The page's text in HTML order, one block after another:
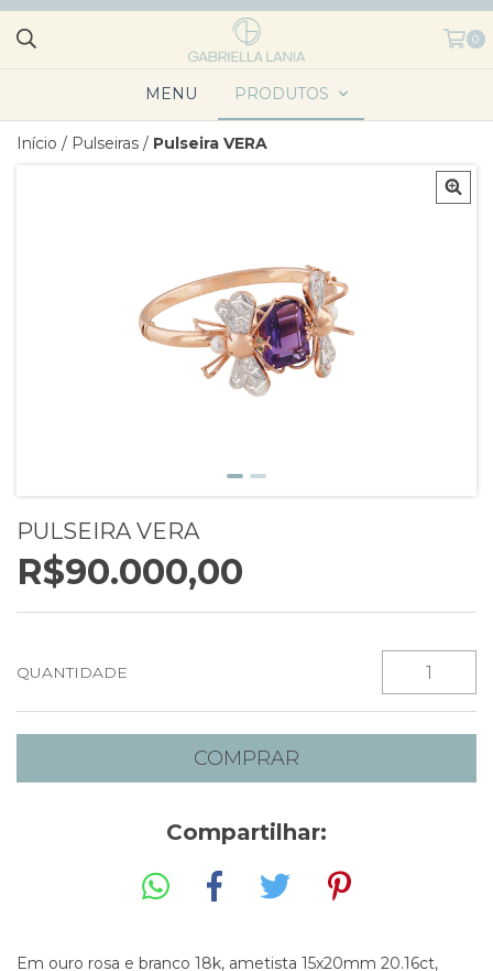
0
MENU PRODUTOS
Início / Pulseiras / Pulseira VERA
PULSEIRA VERA
R$90.000,00
QUANTIDADE
Compartilhar:
Em ouro rosa e branco 18k, ametista 15x20mm 20.16ct,